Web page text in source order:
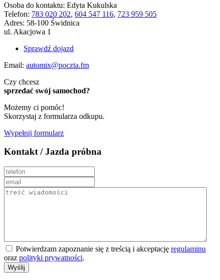
Osoba do kontaktu: Edyta Kukulska
Telefon: 783 020 202, 604 547 116, 723 959 505
Adres: 58-100 Świdnica
ul. Akacjowa 1
Sprawdź dojazd
Email: automix@poczta.fm
Czy chcesz
sprzedać swój samochod?
Możemy ci pomóc!
Skorzystaj z formularza odkupu.
Wypełnij formularz
Kontakt / Jazda próbna
Potwierdzam zapoznanie się z treścią i akceptację regulaminu
oraz polityki prywatności.
Wyślij